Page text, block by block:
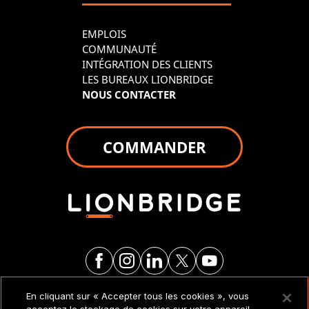
EMPLOIS
COMMUNAUTÉ
INTÉGRATION DES CLIENTS
LES BUREAUX LIONBRIDGE
NOUS CONTACTER
COMMANDER
MENTIONS LÉGALES ET
En cliquant sur « Accepter tous les cookies », vous